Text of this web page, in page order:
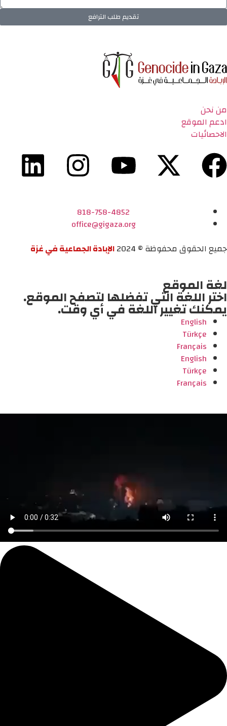
تقديم طلب الترافع
من نحن
ادعم الموقع
الاحصائيات
818-758-4852
office@gigaza.org
جميع الحقوق محفوظة © 2024
الإبادة الجماعية في غزة
لغة الموقع
اختر اللغة التي تفضلها لتصفح الموقع.
يمكنك تغيير اللغة في أي وقت.
English
Türkçe
Français
English
Türkçe
Français